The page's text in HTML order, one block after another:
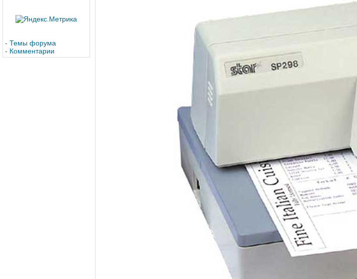
- Темы форума
- Комментарии